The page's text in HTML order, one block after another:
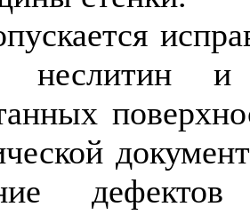
неслитин